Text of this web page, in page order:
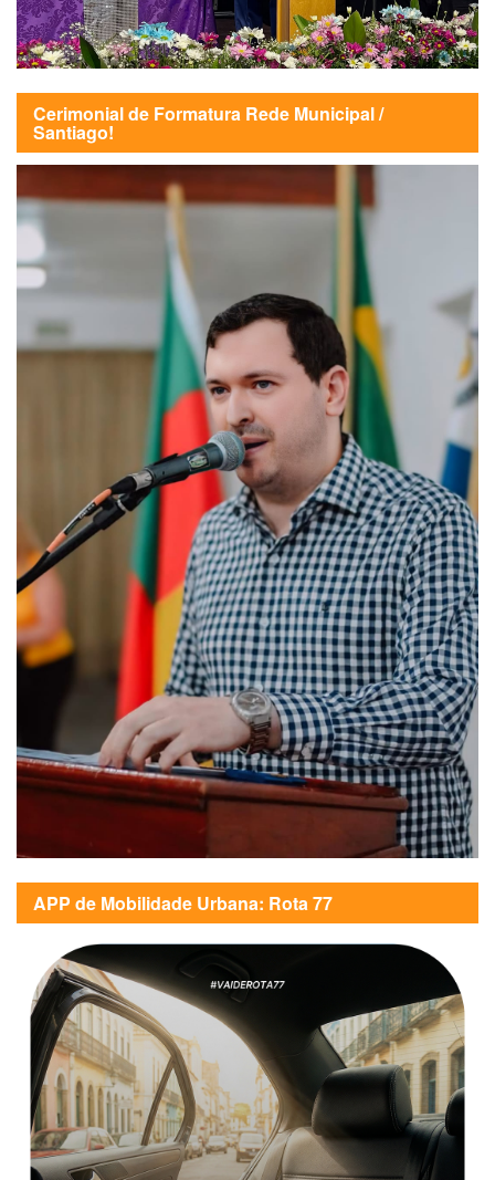
Cerimonial de Formatura Rede Municipal /
Santiago!
APP de Mobilidade Urbana: Rota 77